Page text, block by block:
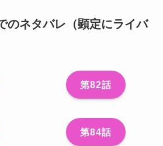
のネタバレ（顕定にライバ
第82話
第84話